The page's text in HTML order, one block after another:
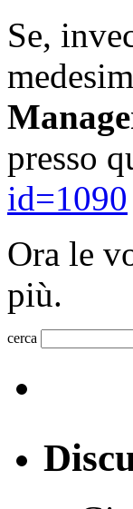
Se,
presso
id=1090
Ora le
più.
cerca